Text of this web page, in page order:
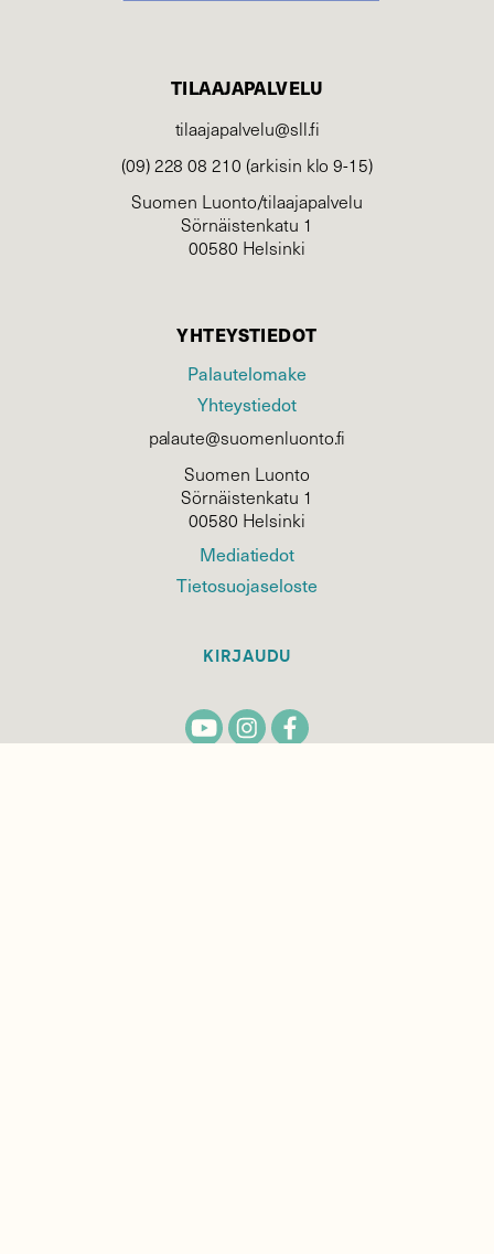
TILAAJAPALVELU
tilaajapalvelu@sll.fi
(09) 228 08 210 (arkisin klo 9-15)
Suomen Luonto/tilaajapalvelu
Sörnäistenkatu 1
00580 Helsinki
YHTEYSTIEDOT
Palautelomake
Yhteystiedot
palaute@suomenluonto.fi
Suomen Luonto
Sörnäistenkatu 1
00580 Helsinki
Mediatiedot
Tietosuojaseloste
KIRJAUDU